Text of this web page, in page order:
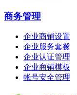
商务管理
企业商铺设置
企业服务套餐
企业认证管理
企业商铺模板
帐号安全管理